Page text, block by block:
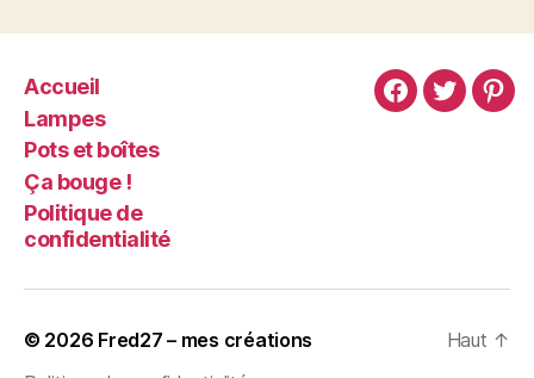
Accueil
Lampes
Pots et boîtes
Ça bouge !
Politique de
confidentialité
© 2026 Fred27 – mes créations
Haut ↑